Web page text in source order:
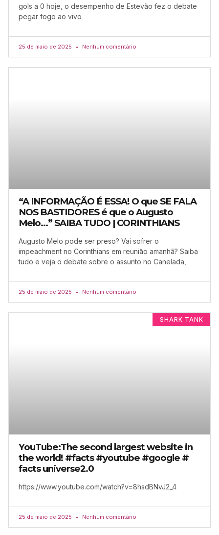
gols a 0 hoje, o desempenho de Estevão fez o debate
pegar fogo ao vivo
25 de maio de 2025 Nenhum comentário
“A INFORMAÇÃO É ESSA! O que SE FALA
NOS BASTIDORES é que o Augusto
Melo…” SAIBA TUDO | CORINTHIANS
Augusto Melo pode ser preso? Vai sofrer o
impeachment no Corinthians em reunião amanhã? Saiba
tudo e veja o debate sobre o assunto no Canelada,
25 de maio de 2025 Nenhum comentário
SHARK TANK
YouTube:The second largest website in
the world! #facts #youtube #google #
facts universe2.0
https://www.youtube.com/watch?v=8hsdBNvJ2_4
25 de maio de 2025 Nenhum comentário